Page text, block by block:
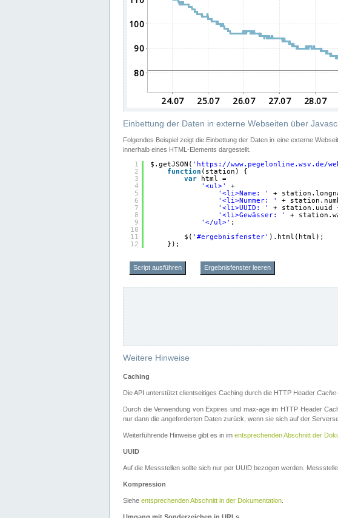
Einbettung der Daten in externe Webseiten über
Folgendes Beispiel zeigt die Einbettung der Daten in eine externe
innerhalb eines HTML-Elements dargestellt.
1
2
3
4
5
6
7
8
9
10
11
12
$.getJSON( ' https://www.pegelonline.wsv.de/
function (station) {
var
html =
'<ul>'
+
'<li>Name: '
+
'<li>Nummer: '
+
'<li>UUID: '
+ station.uuid
'<li>Gewässer: '
+
'</ul>' ;
$( '#ergebnisfenster' ).html(html);
});
Script ausführen Ergebnisfenster leeren
Weitere Hinweise
Caching
Die API unterstützt clientseitiges Caching durch die HTTP Header
Durch die Verwendung von Expires und max-age im HTTP Header
nur dann die angeforderten Daten zurück, wenn sie sich auf der
Weiterführende Hinweise gibt es in im entsprechenden Abschnitt der
UUID
Auf die Messstellen sollte sich nur per UUID bezogen werden.
Kompression
Siehe entsprechenden Abschnitt in der Dokumentation.